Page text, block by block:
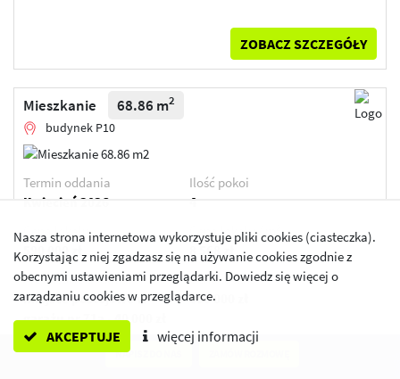
ZOBACZ SZCZEGÓŁY
Mieszkanie 68.86 m2
budynek P10
Termin oddania
Kwiecień 2026
Ilość pokoi
4
Cena lokalu
590 000 zł
Cena lokalu / m
8 568 zł
Przypisane dodatki:
miejsce postojowe w
garażu nr 71a - 40 000 zł
Cena łączna
630 000 zł
NAPISZ DO NAS
Nasza strona internetowa wykorzystuje pliki cookies (ciasteczka).
Korzystając z niej zgadzasz się na używanie cookies zgodnie z
obecnymi ustawieniami przeglądarki. Dowiedz się więcej o
zarządzaniu cookies w przeglądarce.
AKCEPTUJE więcej informacji